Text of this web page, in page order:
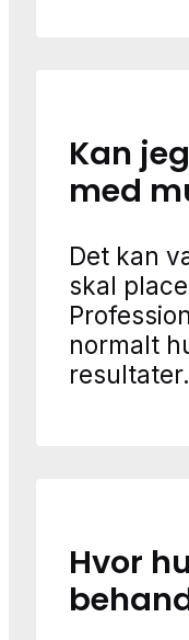
Kan
med
Det kan
skal
normalt
resultater.
Hvor